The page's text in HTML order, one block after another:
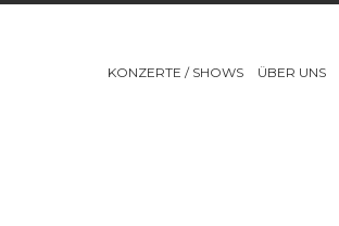
KONZERTE / SHOWS ÜBER UNS